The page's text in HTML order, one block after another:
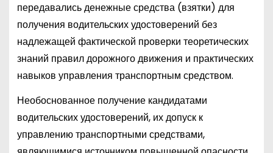
передавались денежные средства (взятки) для
получения водительских удостоверений без
надлежащей фактической проверки теоретических
знаний правил дорожного движения и практических
навыков управления транспортным средством.
Необоснованное получение кандидатами
водительских удостоверений, их допуск к
управлению транспортными средствами,